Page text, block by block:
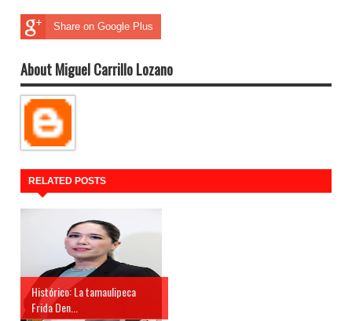
Share on Google Plus
About Miguel Carrillo Lozano
RELATED POSTS
Histórico: La tamaulipeca
Frida Den...